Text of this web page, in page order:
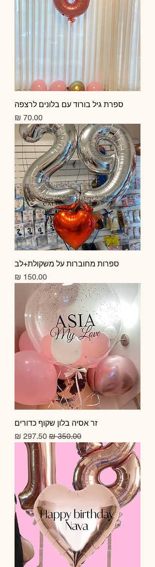
ספרת גיל בורוד עם בלונים לרצפה
מחיר
ספרות מחוברות על משקולת+לב
מחיר
זר אסיה בלון שקוף כדורים
מחיר רגיל מחיר מבצע